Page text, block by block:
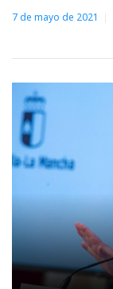
7 de mayo de 2021